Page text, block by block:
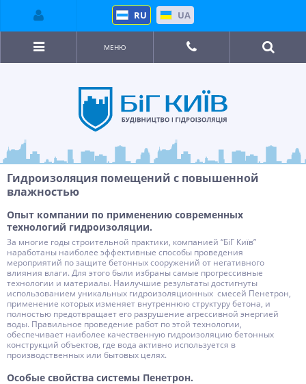
RU UA
МЕНЮ
Гидроизоляция помещений с повышенной
влажностью
Опыт компании по применению современных
технологий гидроизоляции.
За многие годы строительной практики, компанией “БіГ Київ”
наработаны наиболее эффективные способы проведения
мероприятий по защите бетонных сооружений от негативного
влияния влаги. Для этого были избраны самые прогрессивные
технологии и материалы. Наилучшие результаты достигнуты
использованием уникальных гидроизоляционных смесей Пенетрон,
применение которых изменяет внутреннюю структуру бетона, и
полностью предотвращает его разрушение агрессивной энергией
воды. Правильное проведение работ по этой технологии,
обеспечивает наиболее качественную гидроизоляцию бетонных
конструкций объектов, где вода активно используется в
производственных или бытовых целях.
Особые свойства системы Пенетрон.